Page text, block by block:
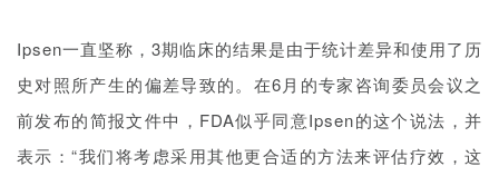
Ipsen一直坚称，3期临床的结果是由于统计差异和使用了历
史对照所产生的偏差导致的。在6月的专家咨询委员会议之
前发布的简报文件中，FDA似乎同意Ipsen的这个说法，并
表示：“我们将考虑采用其他更合适的方法来评估疗效，这